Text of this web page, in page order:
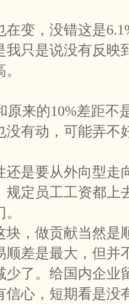
在变，没错这是
我只是说没有反映
原来的10%差距
没有动，可能弄不
还是要从外向型走
规定员工工资都
块，做贡献当然
顺差是最大，但并
少了。给国内企业
信心，短期看是没